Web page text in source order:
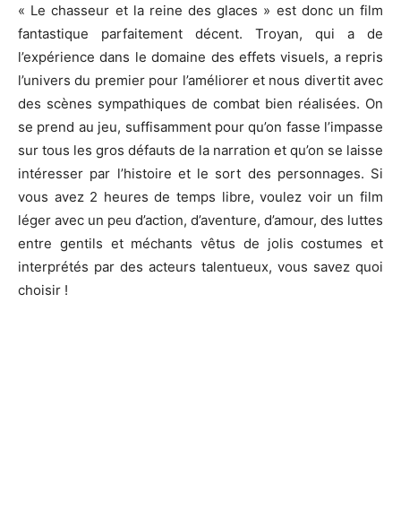
« Le chasseur et la reine des glaces » est donc un film
fantastique parfaitement décent. Troyan, qui a de
l’expérience dans le domaine des effets visuels, a repris
l’univers du premier pour l’améliorer et nous divertit avec
des scènes sympathiques de combat bien réalisées. On
se prend au jeu, suffisamment pour qu’on fasse l’impasse
sur tous les gros défauts de la narration et qu’on se laisse
intéresser par l’histoire et le sort des personnages. Si
vous avez 2 heures de temps libre, voulez voir un film
léger avec un peu d’action, d’aventure, d’amour, des luttes
entre gentils et méchants vêtus de jolis costumes et
interprétés par des acteurs talentueux, vous savez quoi
choisir !